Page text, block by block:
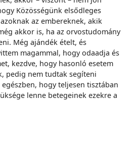
Közösségünk elsődleges
az embereknek, akik
akkor is, ha az orvostudomány
Még ajándék ételt, és
magammal, hogy odaadja és
kezdve, hogy hasonló esetem
pedig nem tudtak segíteni
hogy teljesen tisztában
lenne betegeinek ezekre a